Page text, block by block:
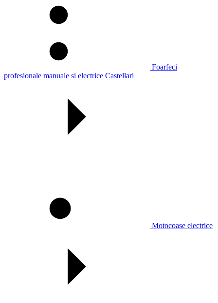
Foarfeci
profesionale manuale si electrice Castellari
Motocoase electrice